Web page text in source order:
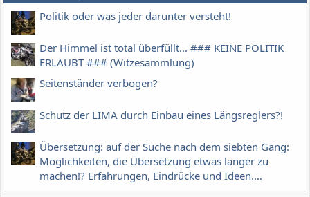
Politik oder was jeder darunter versteht!
Der Himmel ist total überfüllt... ### KEINE POLITIK
ERLAUBT ### (Witzesammlung)
Seitenständer verbogen?
Schutz der LIMA durch Einbau eines Längsreglers?!
Übersetzung: auf der Suche nach dem siebten Gang:
Möglichkeiten, die Übersetzung etwas länger zu
machen!? Erfahrungen, Eindrücke und Ideen....